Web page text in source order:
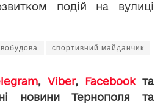
подій на вулиці
спортивний майданчик
, Viber, Facebookта
новини Тернополя та